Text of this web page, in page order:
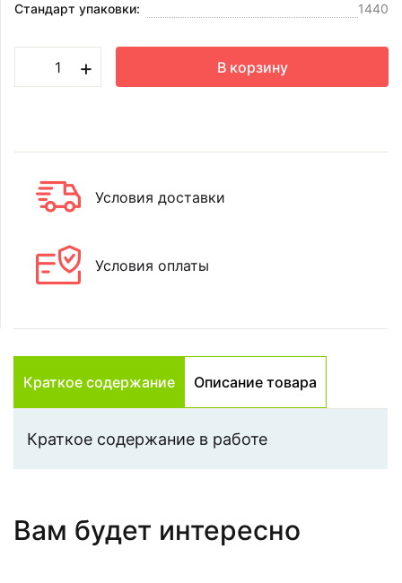
Стандарт упаковки:
1440
+ В корзину
Условия доставки
Условия оплаты
Краткое содержание Описание товара
Краткое содержание в работе
Вам будет интересно